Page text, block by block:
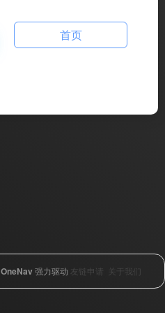
首页
OneNav强力驱动 友链申请 关于我们